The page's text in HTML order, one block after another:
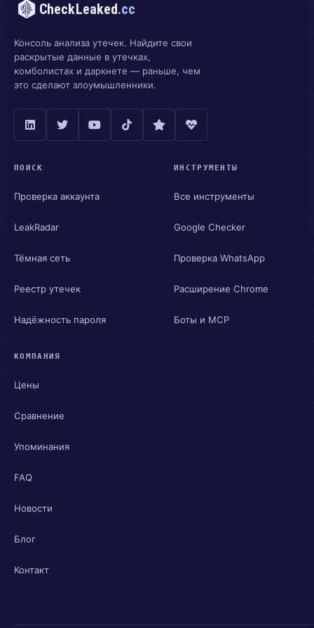
CheckLeaked.cc
Консоль анализа утечек. Найдите свои
раскрытые данные в утечках,
комболистах и даркнете — раньше, чем
это сделают злоумышленники.
ПОИСК
Проверка аккаунта
LeakRadar
Тёмная сеть
Реестр утечек
Надёжность пароля
ИНСТРУМЕНТЫ
Все инструменты
Google Checker
Проверка WhatsApp
Расширение Chrome
Боты и MCP
КОМПАНИЯ
Цены
Сравнение
Упоминания
FAQ
Новости
Блог
Контакт